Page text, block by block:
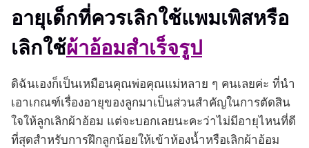
อายุเด็กที่ควรเลิกใช้แพมเพิสหรือ
เลิกใช้ผ้าอ้อมสำเร็จรูป
ดิฉันเองก็เป็นเหมือนคุณพ่อคุณแม่หลาย ๆ คนเลยค่ะ ที่นำ
เอาเกณฑ์เรื่องอายุของลูกมาเป็นส่วนสำคัญในการตัดสิน
ใจให้ลูกเลิกผ้าอ้อม แต่จะบอกเลยนะคะว่าไม่มีอายุไหนที่ดี
ที่สุดสำหรับการฝึกลูกน้อยให้เข้าห้องน้ำหรือเลิกผ้าอ้อม